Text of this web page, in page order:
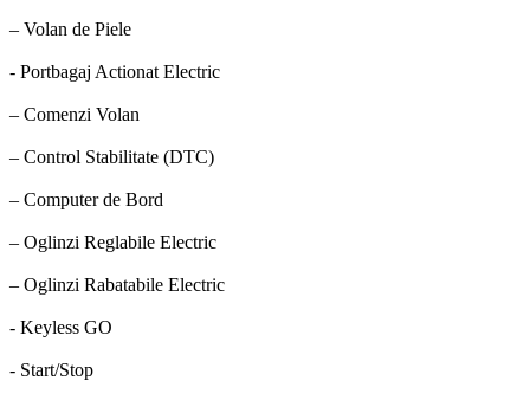
– Volan de Piele
- Portbagaj Actionat Electric
– Comenzi Volan
– Control Stabilitate (DTC)
– Computer de Bord
– Oglinzi Reglabile Electric
– Oglinzi Rabatabile Electric
- Keyless GO
- Start/Stop